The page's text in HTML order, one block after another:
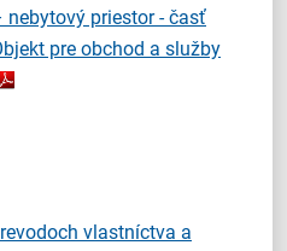
priestor - časť
pre obchod a služby
vlastníctva a